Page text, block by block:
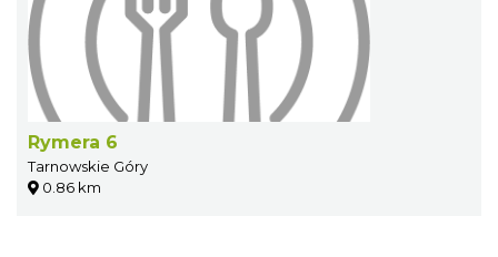
Rymera 6
Tarnowskie Góry
0.86 km